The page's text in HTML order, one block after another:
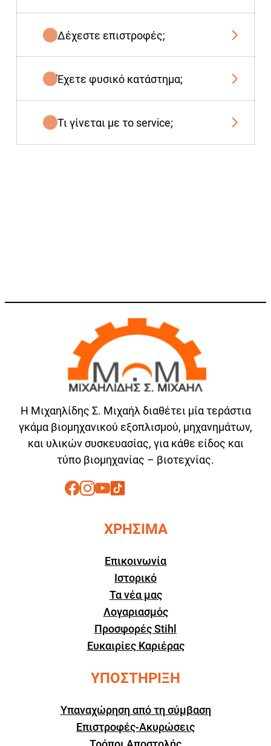
Δέχεστε επιστροφές;
Έχετε φυσικό κατάστημα;
Τι γίνεται με το service;
Η Μιχαηλίδης Σ. Μιχαήλ διαθέτει μία τεράστια
γκάμα βιομηχανικού εξοπλισμού, μηχανημάτων,
και υλικών συσκευασίας, για κάθε είδος και
τύπο βιομηχανίας – βιοτεχνίας.
ΧΡΗΣΙΜΑ
Επικοινωνία
Ιστορικό
Τα νέα μας
Λογαριασμός
Προσφορές Stihl
Ευκαιρίες Καριέρας
ΥΠΟΣΤΗΡΙΞΗ
Υπαναχώρηση από τη σύμβαση
Επιστροφές-Ακυρώσεις